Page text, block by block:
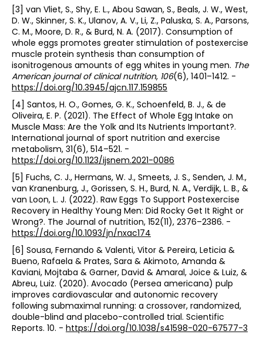
[3] van Vliet, S., Shy, E. L., Abou Sawan, S., Beals, J. W., West,
D. W., Skinner, S. K., Ulanov, A. V., Li, Z., Paluska, S. A., Parsons,
C. M., Moore, D. R., & Burd, N. A. (2017). Consumption of
whole eggs promotes greater stimulation of postexercise
muscle protein synthesis than consumption of
isonitrogenous amounts of egg whites in young men. The
American journal of clinical nutrition, 106(6), 1401–1412. -
https://doi.org/10.3945/ajcn.117.159855
[4] Santos, H. O., Gomes, G. K., Schoenfeld, B. J., & de
Oliveira, E. P. (2021). The Effect of Whole Egg Intake on
Muscle Mass: Are the Yolk and Its Nutrients Important?.
International journal of sport nutrition and exercise
metabolism, 31(6), 514–521. -
https://doi.org/10.1123/ijsnem.2021-0086
[5] Fuchs, C. J., Hermans, W. J., Smeets, J. S., Senden, J. M.,
van Kranenburg, J., Gorissen, S. H., Burd, N. A., Verdijk, L. B., &
van Loon, L. J. (2022). Raw Eggs To Support Postexercise
Recovery in Healthy Young Men: Did Rocky Get It Right or
Wrong?. The Journal of nutrition, 152(11), 2376–2386. -
https://doi.org/10.1093/jn/nxac174
[6] Sousa, Fernando & Valenti, Vitor & Pereira, Leticia &
Bueno, Rafaela & Prates, Sara & Akimoto, Amanda &
Kaviani, Mojtaba & Garner, David & Amaral, Joice & Luiz, &
Abreu, Luiz. (2020). Avocado (Persea americana) pulp
improves cardiovascular and autonomic recovery
following submaximal running: a crossover, randomized,
double-blind and placebo-controlled trial. Scientific
Reports. 10. - https://doi.org/10.1038/s41598-020-67577-3